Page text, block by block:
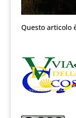
Questo articolo